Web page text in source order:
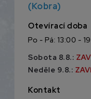
(Kobra)
Otevírací doba
Po - Pá: 13:00 -
Sobota 8.8.:
Neděle 9.8.:
Kontakt